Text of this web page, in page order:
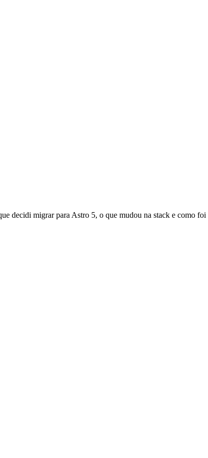
decidi migrar para Astro 5, o que mudou na stack e como foi